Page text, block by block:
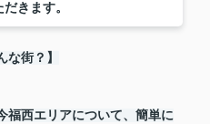
きます。
な街？】
福西エリアについて、簡単に